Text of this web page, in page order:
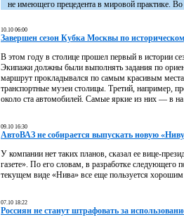
не имеющего прецедента в мировой практике. Во
10.10 06:00
Завершен сезон Кубка Москвы по
В этом году в столице прошел первый в истории
Экипажи должны были выполнять задания по
маршрут прокладывался по самым красивым
транспортные музеи столицы. Третий, например,
около ста автомобилей. Самые яркие из них — в на
09.10 16:30
АвтоВАЗ не собирается выпускать новую
У компании нет таких планов, сказал ее вице-
газете». По его словам, в разработке следующего
текущем виде «Нива» все еще пользуется
07.10 18:22
Россиян не станут штрафовать за